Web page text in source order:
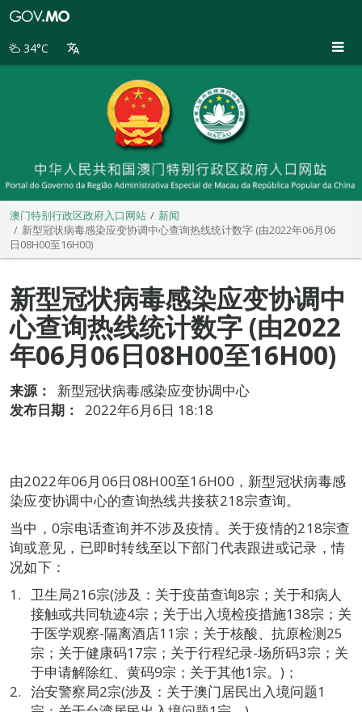
别
34°C
澳门特别行政区政府入口网站
新闻
新型冠状病毒感染应变协调中心查询热线统计数字 (由2022年06月06
日08H00至16H00)
新型冠状病毒感染应变协调中
心查询热线统计数字 (由2022
年06月06日08H00至16H00)
来源：
新型冠状病毒感染应变协调中心
发布日期：
2022年6月6日 18:18
由2022年06月06日08H00至16H00，新型冠状病毒感
染应变协调中心的查询热线共接获218宗查询。
当中，0宗电话查询并不涉及疫情。关于疫情的218宗查
询或意见，已即时转线至以下部门代表跟进或记录，情
况如下：
卫生局216宗(涉及：关于疫苗查询8宗；关于和病人
接触或共同轨迹4宗；关于出入境检疫措施138宗；关
于医学观察-隔离酒店11宗；关于核酸、抗原检测25
宗；关于健康码17宗；关于行程纪录-场所码3宗；关
于申请解除红、黄码9宗；关于其他1宗。)；
治安警察局2宗(涉及：关于澳门居民出入境问题1